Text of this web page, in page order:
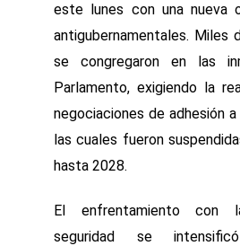
este lunes con una nueva
antigubernamentales. Miles
se congregaron en las
Parlamento, exigiendo la
negociaciones de adhesión a
las cuales fueron
hasta 2028.
El enfrentamiento con
seguridad se